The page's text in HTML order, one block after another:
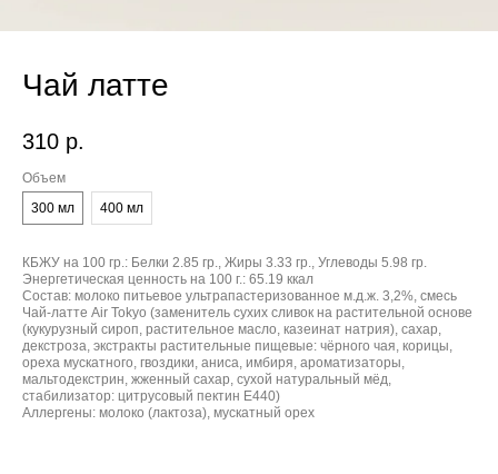
Чай латте
310 р.
Объем
300 мл
400 мл
КБЖУ на 100 гр.: Белки 2.85 гр., Жиры 3.33 гр., Углеводы 5.98 гр.
Энергетическая ценность на 100 г.: 65.19 ккал
Состав: молоко питьевое ультрапастеризованное м.д.ж. 3,2%, смесь
Чай-латте Air Tokyo (заменитель сухих сливок на растительной основе
(кукурузный сироп, растительное масло, казеинат натрия), сахар,
декстроза, экстракты растительные пищевые: чёрного чая, корицы,
ореха мускатного, гвоздики, аниса, имбиря, ароматизаторы,
мальтодекстрин, жженный сахар, сухой натуральный мёд,
стабилизатор: цитрусовый пектин E440)
Аллергены: молоко (лактоза), мускатный орех